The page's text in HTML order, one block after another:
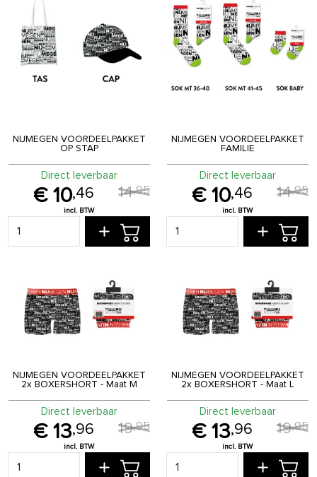
NIJMEGEN VOORDEELPAKKET
OP STAP
10,46 14,95
Direct leverbaar
NIJMEGEN VOORDEELPAKKET
FAMILIE
10,46 14,95
Direct leverbaar
NIJMEGEN VOORDEELPAKKET
2x BOXERSHORT - Maat M
13,96 19,95
Direct leverbaar
NIJMEGEN VOORDEELPAKKET
2x BOXERSHORT - Maat L
13,96 19,95
Direct leverbaar